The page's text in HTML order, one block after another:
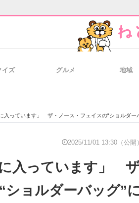
IT製品の技術・比
イズ グルメ 地域
ます」 ザ・ノース・フェイスの“ショルダーバッグ”に絶賛の声 「ポケットがたくさんあって使いや
2025/11/01 13:30（公開）
に入っています」
ショルダーバッグ”